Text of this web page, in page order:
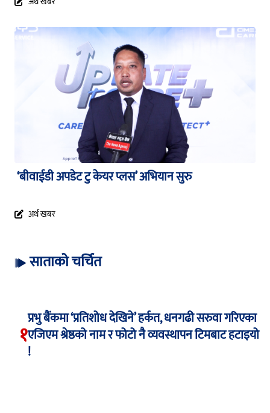
‘बीवाईडी अपडेट टु केयर प्लस’ अभियान सुरु
अर्थ खबर
साताको चर्चित
१
प्रभु बैंकमा ‘प्रतिशोध देखिने’ हर्कत, धनगढी सरुवा गरिएका
एजिएम श्रेष्ठको नाम र फोटो नै व्यवस्थापन टिमबाट हटाइयो
!